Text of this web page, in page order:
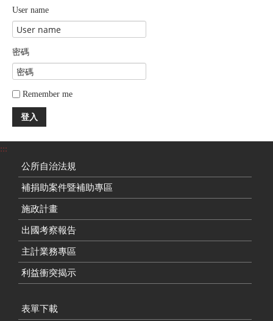
User name
密碼
Remember me
登入
:::
公所自治法規
補捐助案件暨補助專區
施政計畫
出國考察報告
主計業務專區
利益衝突揭示
表單下載